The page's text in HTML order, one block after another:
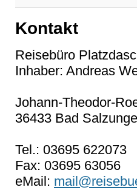
Kontakt
Reisebüro
Inhaber: Andreas
Johann-Theodor-
36433 Bad
Tel.: 03695 622073
Fax: 03695 63056
eMail: